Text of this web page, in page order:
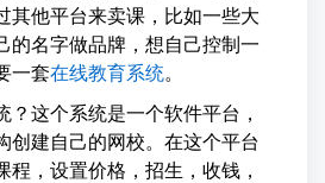
其他平台来卖课，比如一些大
的名字做品牌，想自己控制一
一套在线教育系统。
？这个系统是一个软件平台，
创建自己的网校。在这个平台
程，设置价格，招生，收钱，